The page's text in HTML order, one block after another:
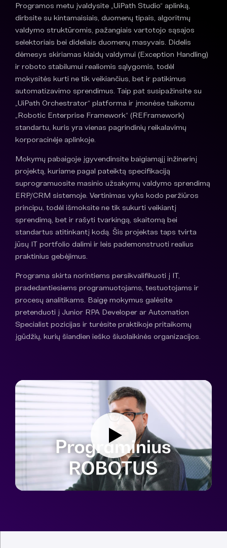
Programos metu įvaldysite „UiPath Studio“ aplinką,
dirbsite su kintamaisiais, duomenų tipais, algoritmų
valdymo struktūromis, pažangiais vartotojo sąsajos
selektoriais bei dideliais duomenų masyvais. Didelis
dėmesys skiriamas klaidų valdymui (Exception Handling)
ir roboto stabilumui realiomis sąlygomis, todėl
mokysitės kurti ne tik veikiančius, bet ir patikimus
automatizavimo sprendimus. Taip pat susipažinsite su
„UiPath Orchestrator“ platforma ir įmonėse taikomu
„Robotic Enterprise Framework“ (REFramework)
standartu, kuris yra vienas pagrindinių reikalavimų
korporacinėje aplinkoje.
Mokymų pabaigoje įgyvendinsite baigiamąjį inžinerinį
projektą, kuriame pagal pateiktą specifikaciją
suprogramuosite masinio užsakymų valdymo sprendimą
ERP/CRM sistemoje. Vertinimas vyks kodo peržiūros
principu, todėl išmoksite ne tik sukurti veikiantį
sprendimą, bet ir rašyti tvarkingą, skaitomą bei
standartus atitinkantį kodą. Šis projektas taps tvirta
jūsų IT portfolio dalimi ir leis pademonstruoti realius
praktinius gebėjimus.
Programa skirta norintiems persikvalifikuoti į IT,
pradedantiesiems programuotojams, testuotojams ir
procesų analitikams. Baigę mokymus galėsite
pretenduoti į Junior RPA Developer ar Automation
Specialist pozicijas ir turėsite praktikoje pritaikomų
įgūdžių, kurių šiandien ieško šiuolaikinės organizacijos.